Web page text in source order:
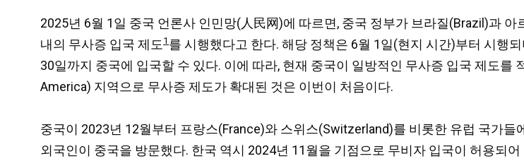
2025년 6월 1일 중국 언론사 인민망(人民网)에 따르면, 중국 정부가 브라질(Brazil)과
내의 무사증 입국 제도 1 를 시행했다고 한다. 해당 정책은 6월 1일(현지 시간)부터 시행
30일까지 중국에 입국할 수 있다. 이에 따라, 현재 중국이 일방적인 무사증 입국 제도
America) 지역으로 무사증 제도가 확대된 것은 이번이 처음이다.
중국이 2023년 12월부터 프랑스(France)와 스위스(Switzerland)를 비롯한 유럽 국가
외국인이 중국을 방문했다. 한국 역시 2024년 11월을 기점으로 무비자 입국이 허용되